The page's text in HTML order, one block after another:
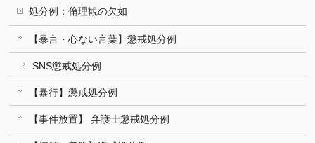
処分例：倫理観の欠如
【暴言・心ない言葉】懲戒処分例
SNS懲戒処分例
【暴行】懲戒処分例
【事件放置】 弁護士懲戒処分例